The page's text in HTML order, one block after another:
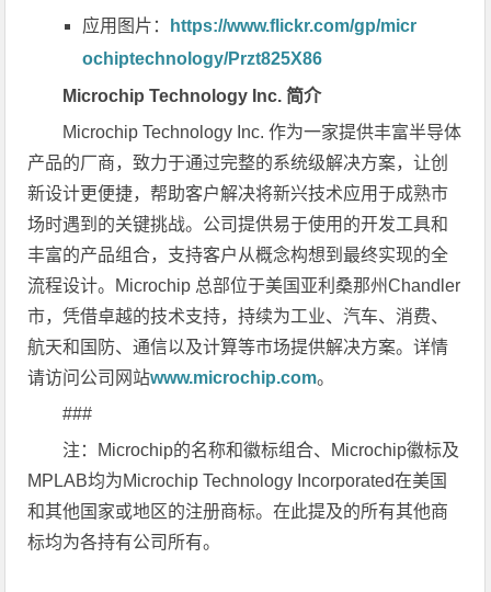
应用图片：
https://www.flickr.com/gp/micr
ochiptechnology/Przt825X86
Microchip Technology Inc.简介
Microchip Technology Inc. 作为一家提供丰富半导体
产品的厂商，致力于通过完整的系统级解决方案，让创
新设计更便捷，帮助客户解决将新兴技术应用于成熟市
场时遇到的关键挑战。公司提供易于使用的开发工具和
丰富的产品组合，支持客户从概念构想到最终实现的全
流程设计。Microchip 总部位于美国亚利桑那州Chandler
市，凭借卓越的技术支持，持续为工业、汽车、消费、
航天和国防、通信以及计算等市场提供解决方案。详情
请访问公司网站www.microchip.com。
###
注： Microchip的名称和徽标组合、 Microchip徽标及
MPLAB均为Microchip Technology Incorporated在美国
和其他国家或地区的注册商标。在此提及的所有其他商
标均为各持有公司所有。